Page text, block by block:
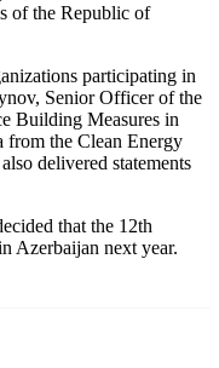
of the Republic of
participating in
Senior Officer of the
Building Measures in
the Clean Energy
delivered statements
that the 12th
Azerbaijan next year.